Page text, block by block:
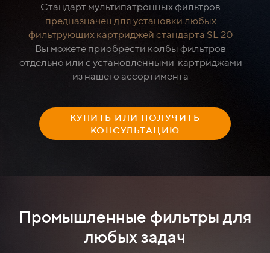
Стандарт мультипатронных фильтров
предназначен для установки любых
фильтрующих картриджей стандарта SL 20
Вы можете приобрести колбы фильтров
отдельно или с установленными картриджами
из нашего ассортимента
КУПИТЬ ИЛИ ПОЛУЧИТЬ
КОНСУЛЬТАЦИЮ
Промышленные фильтрыдля
любых задач